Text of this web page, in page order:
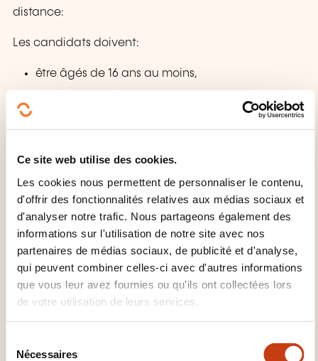
Ce site web utilise des cookies.
Les cookies nous permettent de personnaliser le contenu,
d'offrir des fonctionnalités relatives aux médias sociaux et
d'analyser notre trafic. Nous partageons également des
informations sur l'utilisation de notre site avec nos
partenaires de médias sociaux, de publicité et d'analyse,
qui peuvent combiner celles-ci avec d'autres informations
que vous leur avez fournies ou qu'ils ont collectées lors
de votre utilisation de leurs services.
Nécessaires
distance:
Les candidats doivent:
être âgés de 16 ans au moins,
luxembourgeois,
posséder les compétences requises en
Les personnes qui n'ont pas réussi la classe de 4e C,
peuvent faire une remise à niveau en français,
allemand, anglais et mathématiques (cette remise à
niveau donne accès à une 3e ESC).
Le candidat peut commencer ses études eBac lors